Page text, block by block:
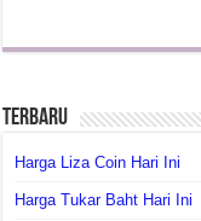
Terbaru
Harga Liza Coin Hari Ini
Harga Tukar Baht Hari Ini